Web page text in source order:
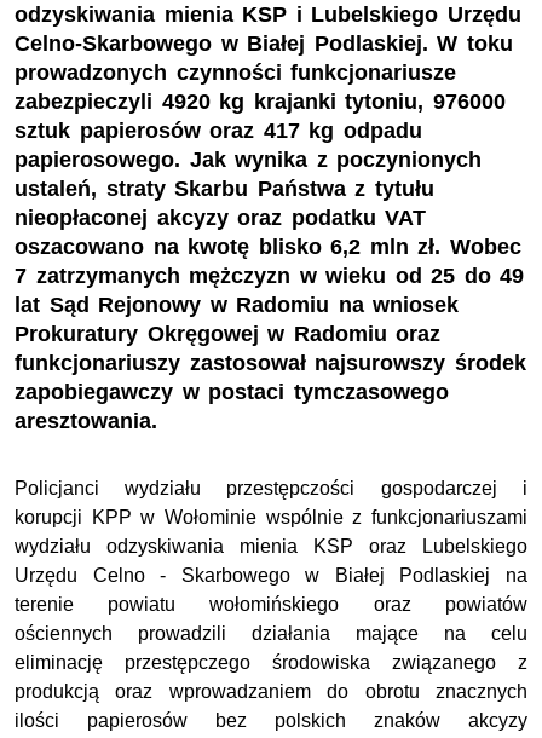
odzyskiwania mienia KSP i Lubelskiego Urzędu
Celno-Skarbowego w Białej Podlaskiej. W toku
prowadzonych czynności funkcjonariusze
zabezpieczyli 4920 kg krajanki tytoniu, 976000
sztuk papierosów oraz 417 kg odpadu
papierosowego. Jak wynika z poczynionych
ustaleń, straty Skarbu Państwa z tytułu
nieopłaconej akcyzy oraz podatku VAT
oszacowano na kwotę blisko 6,2 mln zł. Wobec
7 zatrzymanych mężczyzn w wieku od 25 do 49
lat Sąd Rejonowy w Radomiu na wniosek
Prokuratury Okręgowej w Radomiu oraz
funkcjonariuszy zastosował najsurowszy środek
zapobiegawczy w postaci tymczasowego
aresztowania.
Policjanci wydziału przestępczości gospodarczej i
korupcji KPP w Wołominie wspólnie z funkcjonariuszami
wydziału odzyskiwania mienia KSP oraz Lubelskiego
Urzędu Celno - Skarbowego w Białej Podlaskiej na
terenie powiatu wołomińskiego oraz powiatów
ościennych prowadzili działania mające na celu
eliminację przestępczego środowiska związanego z
produkcją oraz wprowadzaniem do obrotu znacznych
ilości papierosów bez polskich znaków akcyzy